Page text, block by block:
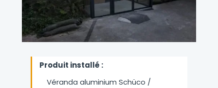
Produit installé :
Véranda aluminium Schüco /